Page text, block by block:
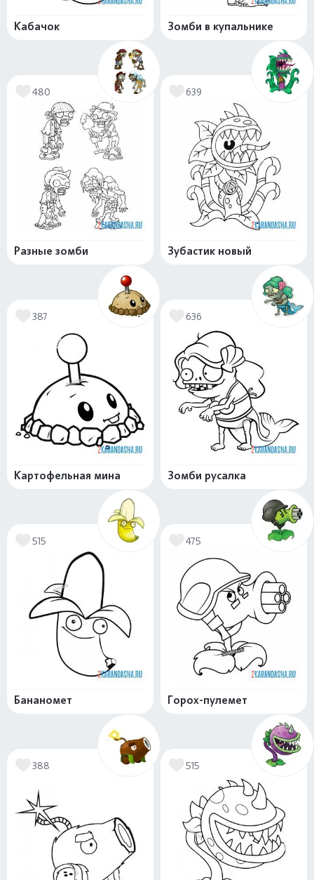
Кабачок Зомби в купальнике
480
Разные зомби
639
Зубастик новый
387
Картофельная мина
636
Зомби русалка
515
Бананомет
475
Горох-пулемет
388 515